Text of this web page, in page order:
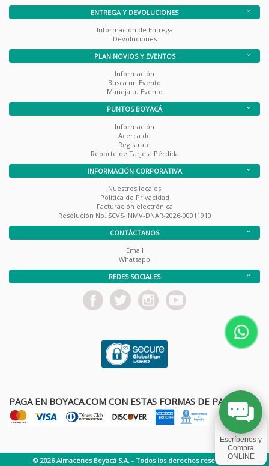
ENTREGA Y DEVOLUCIONES
Información de Entrega
Devoluciones
PLAN NOVIOS Y EVENTOS
Información
Busca un Evento
Maneja tu Evento
PUNTOS BOYACÁ
Información
Acerca de
Registrate
Reporte de Tarjeta Pérdida
INFORMACIÓN CORPORATIVA
Nuestros locales
Política de Privacidad
Facturación electrónica
Resolución No. SCVS-INMV-DNAR-2026-00011910
CONTÁCTANOS
Email
Whatsapp
REDES SOCIALES
PAGA EN BOYACA.COM CON ESTAS FORMAS DE PAGO
© 2026 Almacenes Boyacá S.A. - Todos los derechos reservados